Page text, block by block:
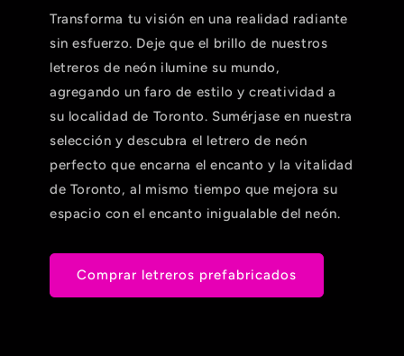
Transforma tu visión en una realidad radiante
sin esfuerzo. Deje que el brillo de nuestros
letreros de neón ilumine su mundo,
agregando un faro de estilo y creatividad a
su localidad de Toronto. Sumérjase en nuestra
selección y descubra el letrero de neón
perfecto que encarna el encanto y la vitalidad
de Toronto, al mismo tiempo que mejora su
espacio con el encanto inigualable del neón.
Comprar letreros prefabricados